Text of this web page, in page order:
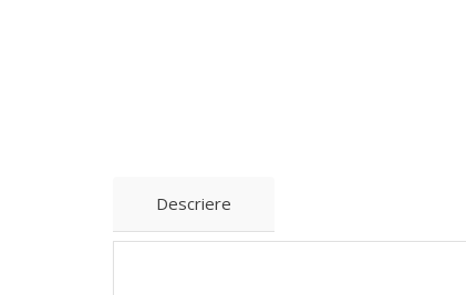
Descriere